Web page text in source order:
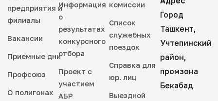
предприятия и
филиалы
Вакансии
Приемные дни
Профсоюз
О полигонах
Информация
о
результатах
конкурсного
отбора
Проект с
участием
АБР
комиссии
Список
служебных
поездок
Справка для
юр. лиц
Выездной
Город
Ташкент,
Учтепинский
район,
промзона
Бекабад